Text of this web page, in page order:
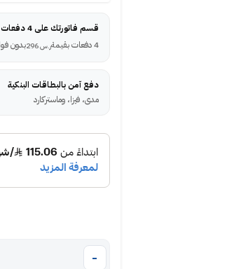
قسم فاتورتك على 4 دفعات
4 دفعات بقيمة
ر.س بدون
دفع آمن بالبطاقات البنكية
مدى، فيزا، وماستركارد